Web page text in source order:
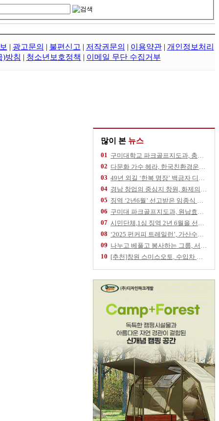
많이 본 뉴스
01
구미대학교 파크골프지도과, 충북 영동군 추풍령
02
다문화 가수 헤라, 한국친환경운동협회 건승 기
03
49년 외길 ‘한복 명장’ 백금자 디자이너,
04
경남 창업의 중심지 창원, 화제의 스타트업을
05
징역 ‘2년6월’ 선고받은 임종식 후보, 11
06
구미대 파크골프지도과, 원남효마실노인주간보호센
07
시민단체,1심 징역 2년 6월을 선고 받은 임
08
‘2025 펀커피 트레일런’, 가산수피아 물들
09
나누고 베풀고 봉사하는 그룹, 서울역 '따스한
10
[추천]창원 스미스오토, 수입차 정비 전문업체
| 광고문의 | 불편신고 | 저작권문의 | 이용약관| 개인정보처리
)방침 | 청소년보호정책 | 이메일 무단 수집거부